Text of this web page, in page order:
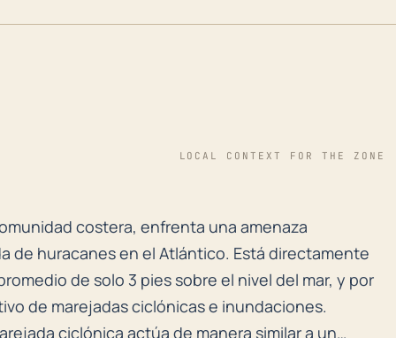
LOCAL CONTEXT FOR THE ZONE
costera, enfrenta una amenaza
costera, enfrenta una amenaza
de huracanes en el Atlántico. Está directamente
de solo 3 pies sobre el nivel del mar, y por
de marejadas ciclónicas e inundaciones.
ciclónica actúa de manera similar a un